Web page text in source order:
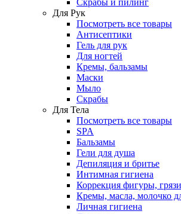
Скрабы и пилинг
Для Рук
Посмотреть все товары
Антисептики
Гель для рук
Для ногтей
Кремы, бальзамы
Маски
Мыло
Скрабы
Для Тела
Посмотреть все товары
SPA
Бальзамы
Гели для душа
Депиляция и бритье
Интимная гигиена
Коррекция фигуры, грязи
Кремы, масла, молочко
Личная гигиена